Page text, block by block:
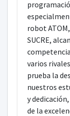
robot
SUCRE,
varios
prueba la
nuestros
y
de la